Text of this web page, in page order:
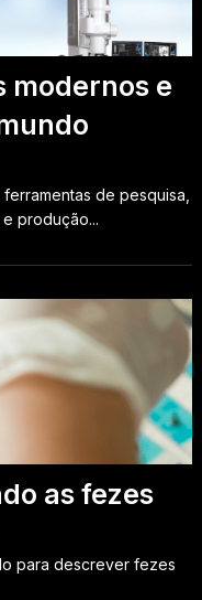
modernos e
de pesquisa,
produção...
as fezes
para descrever fezes